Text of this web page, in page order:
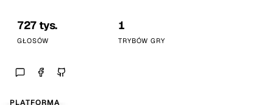
727 tys.
GŁOSÓW
1
TRYBÓW GRY
PLATFORMA